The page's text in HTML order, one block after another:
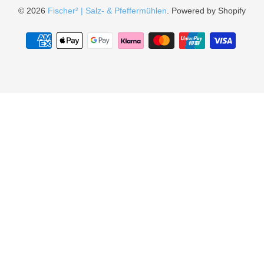
© 2026 Fischer² | Salz- & Pfeffermühlen . Powered by Shopify